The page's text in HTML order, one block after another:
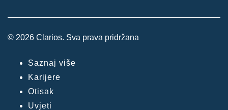
© 2026 Clarios. Sva prava pridržana
Saznaj više
Karijere
Otisak
Uvjeti